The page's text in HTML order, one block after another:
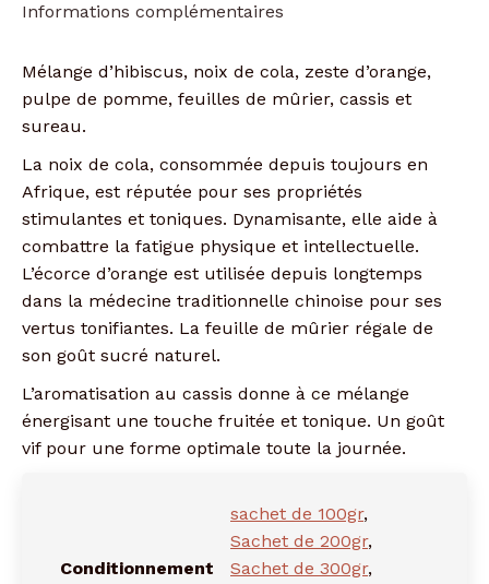
Informations complémentaires
Mélange d’hibiscus, noix de cola, zeste d’orange,
pulpe de pomme, feuilles de mûrier, cassis et
sureau.
La noix de cola, consommée depuis toujours en
Afrique, est réputée pour ses propriétés
stimulantes et toniques. Dynamisante, elle aide à
combattre la fatigue physique et intellectuelle.
L’écorce d’orange est utilisée depuis longtemps
dans la médecine traditionnelle chinoise pour ses
vertus tonifiantes. La feuille de mûrier régale de
son goût sucré naturel.
L’aromatisation au cassis donne à ce mélange
énergisant une touche fruitée et tonique. Un goût
vif pour une forme optimale toute la journée.
Conditionnement
sachet de 100gr,
Sachet de 200gr,
Sachet de 300gr,